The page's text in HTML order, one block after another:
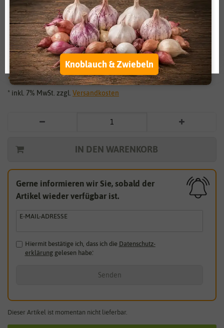
Steingartenstauden Niedrige
Mischung
1,79 €
*
* inkl. 7% MwSt. zzgl. Versandkosten
IN DEN WARENKORB
Gerne informieren wir Sie, sobald der
Artikel wieder verfügbar ist.
E-MAIL-ADRESSE
Hiermit bestätige ich, dass ich die Daten­schutz­
erklärunggelesen habe.*
Senden
Dieser Artikel ist momentan nicht lieferbar.
Alle akzeptieren
Alle ablehnen
Auswahl akzeptieren
Knoblauch & Zwiebeln